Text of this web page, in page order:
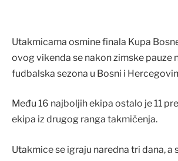
Utakmicama osmine finala Kupa
ovog vikenda se nakon zimske pauze
fudbalska sezona u Bosni i
Među 16 najboljih ekipa ostalo je 11
ekipa iz drugog ranga takmičenja.
Utakmice se igraju naredna tri dana, a